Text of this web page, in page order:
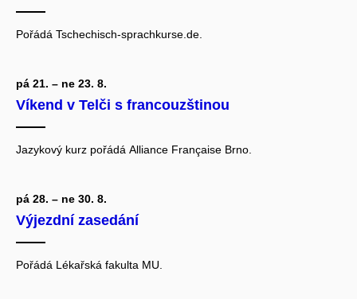
Pořádá Tschechisch-sprachkurse.de
pá 21. – ne 23. 8.
Víkend v Telči s francouzštinou
Jazykový kurz pořádá Alliance Française Brno.
pá 28. – ne 30. 8.
Výjezdní zasedání
Pořádá Lékařská fakulta MU.